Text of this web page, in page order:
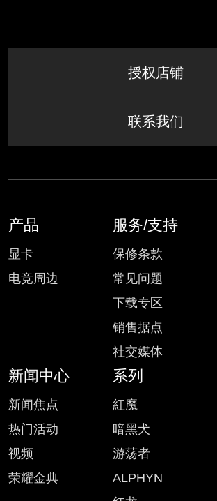
授权店铺
联系我们
产品
显卡
电竞周边
服务/支持
保修条款
常见问题
下载专区
销售据点
社交媒体
新闻中心
新闻焦点
热门活动
视频
荣耀金典
系列
紅魔
暗黑犬
游荡者
ALPHYN